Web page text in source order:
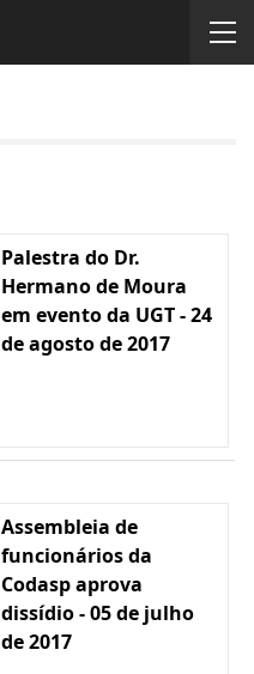
Palestra do Dr.
Hermano de Moura
em evento da UGT - 24
de agosto de 2017
Assembleia de
funcionários da
Codasp aprova
dissídio - 05 de julho
de 2017